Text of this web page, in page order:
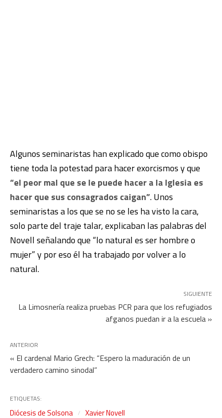
Algunos seminaristas han explicado que como obispo
tiene toda la potestad para hacer exorcismos y que
“el peor mal que se le puede hacer a la Iglesia es
hacer que sus consagrados caigan”. Unos
seminaristas a los que se no se les ha visto la cara,
solo parte del traje talar, explicaban las palabras del
Novell señalando que “lo natural es ser hombre o
mujer” y por eso él ha trabajado por volver a lo
natural.
SIGUIENTE
La Limosnería realiza pruebas PCR para que los refugiados
afganos puedan ir a la escuela »
ANTERIOR
« El cardenal Mario Grech: “Espero la maduración de un
verdadero camino sinodal”
ETIQUETAS:
Diócesis de Solsona Xavier Novell